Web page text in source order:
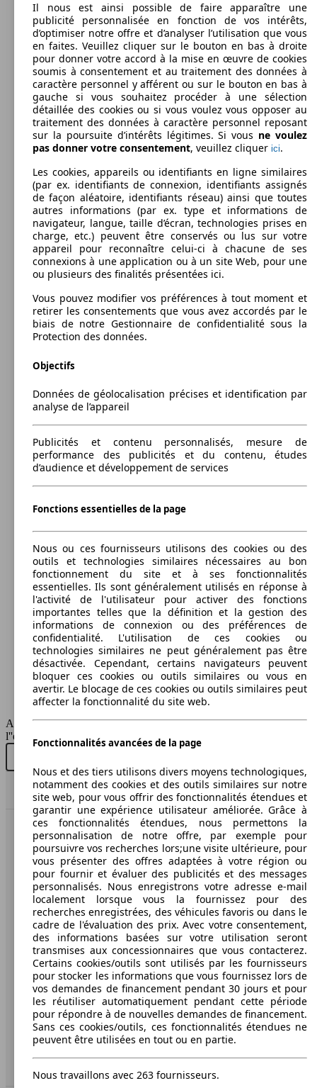
Berline
Model Version
110 KW Ø
CC 1.4 TSI 160
118 KW
(160 PS)
Ø
l/
CC 1.4 TSI 160 BlueMotion Technology
(160 PS) l/
CC 1.8 16S TSI 160
118 KW
(160 PS)
Ø
l/
CC 2.0 TSI 210
155 KW
(210 PS)
Ø
l/
(300 PS) l/
2011 - 2017Volkswagen CC BUSINESS (11/2011-04/2017)
à partir de 4802 x 1855 x 1421 mm
Puissance:
103 - 110 KW (140 - 150 PS)
Portes:
Sièges:
Capacité de remorquage:
750 - 1800 kg
Model Version
Leistung
CC 2.0 16S TDI CR 140 FAP BlueMotion
103 KW
(140 PS)
Ø
l/
CC 2.0 TDI 140 FAP BlueMotion Technology
AutoScout24 France SAS décline toute responsabilité concernant
l''exactitude des indications fournies.
Haut
AutoScout24: la plus grande plateforme en ligne de
voitures en Europe
AutoScout24
A propos d'AutoScout24
Conditions d'utilisation
Informations légales
Protection des données
Accessibility Statement
Service
Il nous est ainsi possible de faire apparaître une
publicité personnalisée en fonction de vos intérêts,
d’optimiser notre offre et d’analyser l’utilisation que vous
en faites. Veuillez cliquer sur le bouton en bas à droite
pour donner votre accord à la mise en œuvre de cookies
soumis à consentement et au traitement des données à
caractère personnel y afférent ou sur le bouton en bas à
gauche si vous souhaitez procéder à une sélection
détaillée des cookies ou si vous voulez vous opposer au
traitement des données à caractère personnel reposant
sur la poursuite d’intérêts légitimes. Si vous ne voulez
pas donner votre consentement, veuillez cliquer ici.
Les cookies, appareils ou identifiants en ligne similaires
(par ex. identifiants de connexion, identifiants assignés
de façon aléatoire, identifiants réseau) ainsi que toutes
autres informations (par ex. type et informations de
navigateur, langue, taille d’écran, technologies prises en
charge, etc.) peuvent être conservés ou lus sur votre
appareil pour reconnaître celui-ci à chacune de ses
connexions à une application ou à un site Web, pour une
ou plusieurs des finalités présentées ici.
Vous pouvez modifier vos préférences à tout moment et
retirer les consentements que vous avez accordés par le
biais de notre Gestionnaire de confidentialité sous la
Protection des données.
Objectifs
Données de géolocalisation précises et identification par
analyse de l’appareil
Publicités et contenu personnalisés, mesure de
performance des publicités et du contenu, études
d’audience et développement de services
Fonctions essentielles de la page
Nous ou ces fournisseurs utilisons des cookies ou des
outils et technologies similaires nécessaires au bon
fonctionnement du site et à ses fonctionnalités
essentielles. Ils sont généralement utilisés en réponse à
l'activité de l'utilisateur pour activer des fonctions
importantes telles que la définition et la gestion des
informations de connexion ou des préférences de
confidentialité. L'utilisation de ces cookies ou
technologies similaires ne peut généralement pas être
désactivée. Cependant, certains navigateurs peuvent
bloquer ces cookies ou outils similaires ou vous en
avertir. Le blocage de ces cookies ou outils similaires peut
affecter la fonctionnalité du site web.
Fonctionnalités avancées de la page
Nous et des tiers utilisons divers moyens technologiques,
notamment des cookies et des outils similaires sur notre
site web, pour vous offrir des fonctionnalités étendues et
garantir une expérience utilisateur améliorée. Grâce à
ces fonctionnalités étendues, nous permettons la
personnalisation de notre offre, par exemple pour
poursuivre vos recherches lors;une visite ultérieure, pour
vous présenter des offres adaptées à votre région ou
pour fournir et évaluer des publicités et des messages
personnalisés. Nous enregistrons votre adresse e-mail
localement lorsque vous la fournissez pour des
recherches enregistrées, des véhicules favoris ou dans le
cadre de l'évaluation des prix. Avec votre consentement,
des informations basées sur votre utilisation seront
transmises aux concessionnaires que vous contacterez.
Certains cookies/outils sont utilisés par les fournisseurs
pour stocker les informations que vous fournissez lors de
vos demandes de financement pendant 30 jours et pour
les réutiliser automatiquement pendant cette période
pour répondre à de nouvelles demandes de financement.
Sans ces cookies/outils, ces fonctionnalités étendues ne
peuvent être utilisées en tout ou en partie.
Nous travaillons avec 263 fournisseurs.